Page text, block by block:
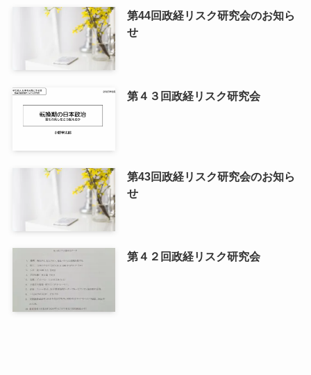
第44回政経リスク研究会のお知ら
せ
第４３回政経リスク研究会
第43回政経リスク研究会のお知ら
せ
第４２回政経リスク研究会